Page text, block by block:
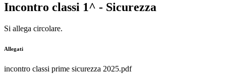
Incontro classi 1^ - Sicurezza
Si allega circolare.
Allegati
incontro classi prime sicurezza 2025.pdf